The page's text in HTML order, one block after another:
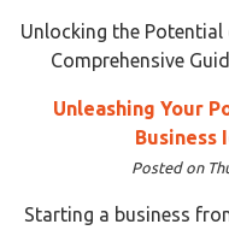
Unlocking the Potential
Comprehensive
Unleashing Your
Business
Posted on
Starting a business